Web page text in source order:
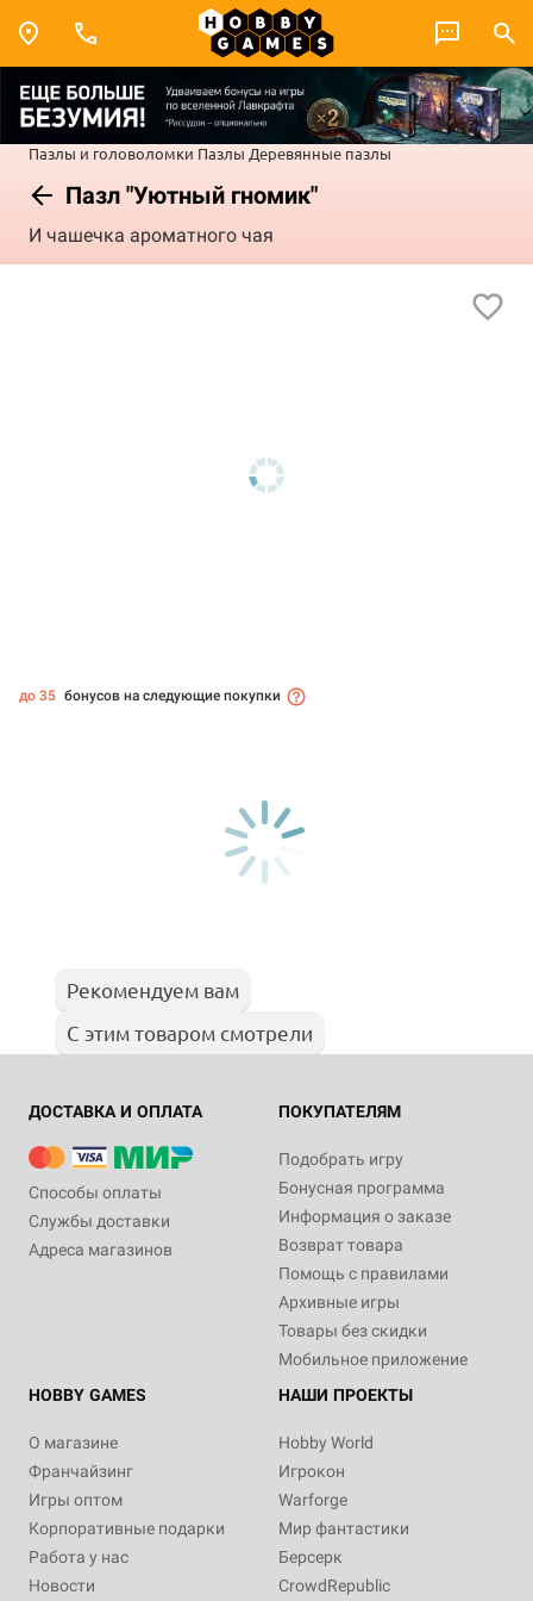
Пазлы и головоломки Пазлы Деревянные пазлы
Пазл "Уютный гномик"
И чашечка ароматного чая
до 35 бонусов на следующие покупки
Рекомендуем вам
С этим товаром смотрели
ДОСТАВКА И ОПЛАТА
Способы оплаты
Службы доставки
Адреса магазинов
ПОКУПАТЕЛЯМ
Подобрать игру
Бонусная программа
Информация о заказе
Возврат товара
Помощь с правилами
Архивные игры
Товары без скидки
Мобильное приложение
HOBBY GAMES
О магазине
Франчайзинг
Игры оптом
Корпоративные подарки
Работа у нас
Новости
НАШИ ПРОЕКТЫ
Hobby World
Игрокон
Warforge
Мир фантастики
Берсерк
CrowdRepublic